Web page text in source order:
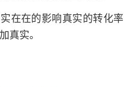
在在的影响真实的转化
真实。